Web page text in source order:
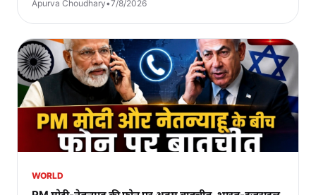
Apurva Choudhary•7/8/2026
WORLD